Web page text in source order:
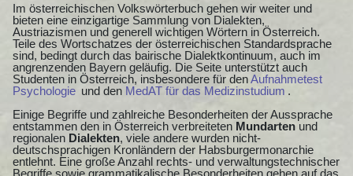
Im österreichischen Volkswörterbuch gehen wir weiter und
bieten eine einzigartige Sammlung von Dialekten,
Austriazismen und generell wichtigen Wörtern in Österreich.
Teile des Wortschatzes der österreichischen Standardsprache
sind, bedingt durch das bairische Dialektkontinuum, auch im
angrenzenden Bayern geläufig. Die Seite unterstützt auch
Studenten in Österreich, insbesondere für denAufnahmetest
Psychologie und den MedAT für das Medizinstudium .
Einige Begriffe und zahlreiche Besonderheiten der Aussprache
entstammen den in Österreich verbreiteten Mundarten und
regionalen Dialekten, viele andere wurden nicht-
deutschsprachigen Kronländern der Habsburgermonarchie
entlehnt. Eine große Anzahl rechts- und verwaltungstechnischer
Begriffe sowie grammatikalische Besonderheiten gehen auf das